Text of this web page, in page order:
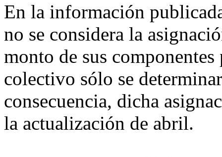
En la información
no se considera la
monto de sus
colectivo sólo se
consecuencia, dicha
la actualización de abril.